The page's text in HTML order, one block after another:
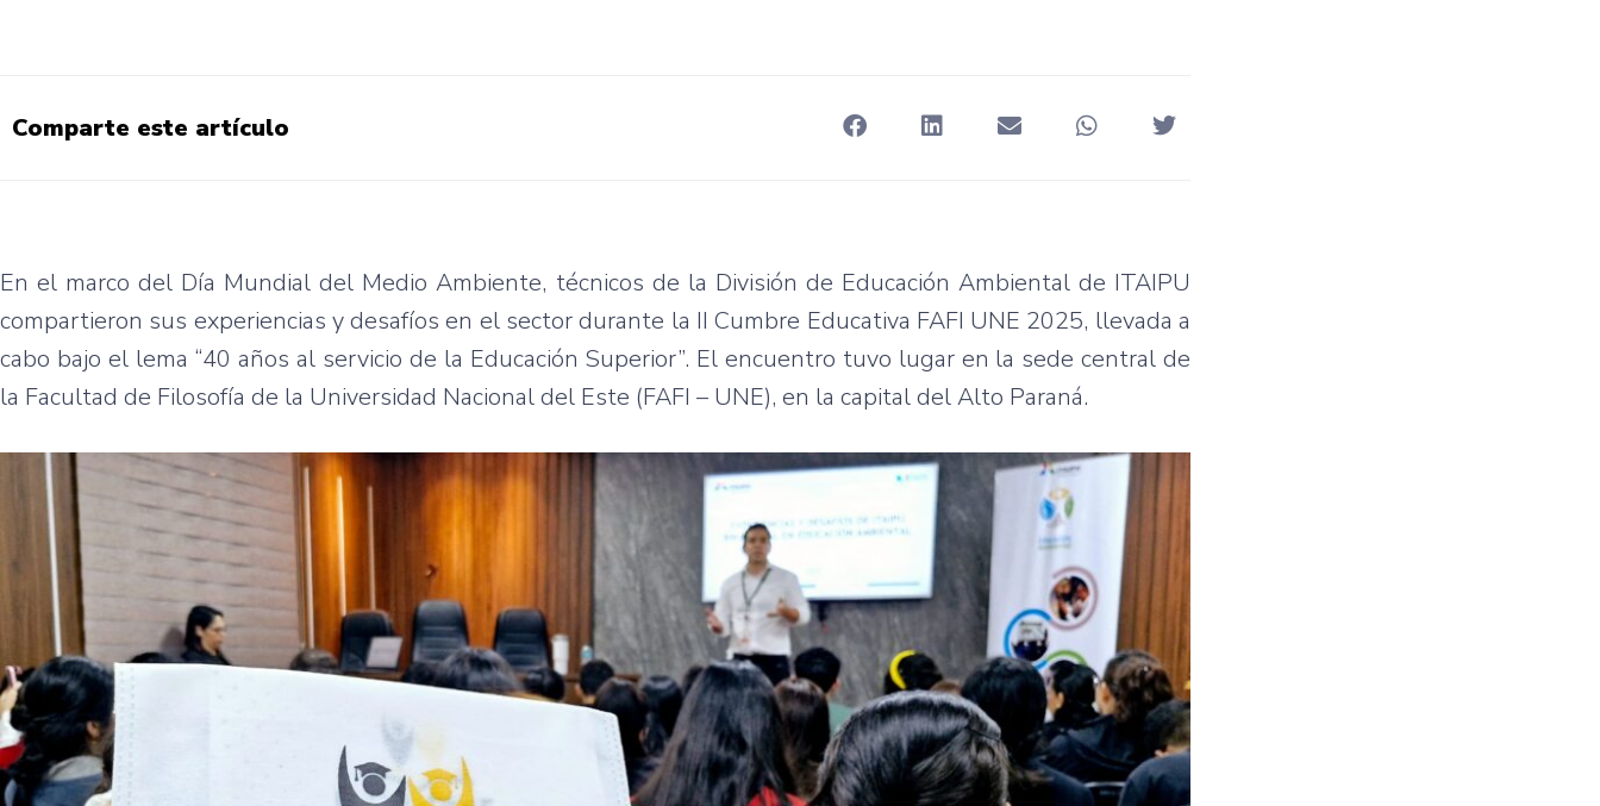
Comparte este artículo
En el marco del Día Mundial del Medio Ambiente, técnicos de la División de Educación Ambiental de ITAIPU
compartieron sus experiencias y desafíos en el sector durante la II Cumbre Educativa FAFI UNE 2025, llevada a
cabo bajo el lema “40 años al servicio de la Educación Superior”. El encuentro tuvo lugar en la sede central de
la Facultad de Filosofía de la Universidad Nacional del Este (FAFI – UNE), en la capital del Alto Paraná.